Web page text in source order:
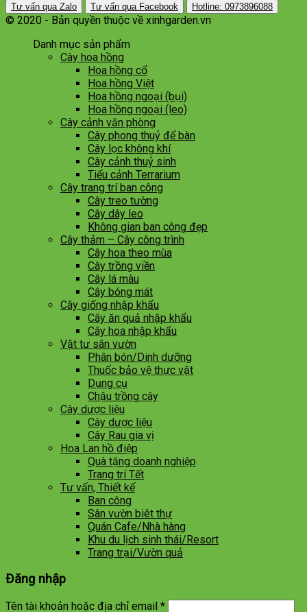
Tư vấn qua Zalo Tư vấn qua Facebook Hotline: 0973896088
© 2020 - Bản quyền thuộc về xinhgarden.vn
Danh mục sản phẩm
Cây hoa hồng
Hoa hồng cổ
Hoa hồng Việt
Hoa hồng ngoại (bụi)
Hoa hồng ngoại (leo)
Cây cảnh văn phòng
Cây phong thuỷ để bàn
Cây lọc không khí
Cây cảnh thuỷ sinh
Tiểu cảnh Terrarium
Cây trang trí ban công
Cây treo tường
Cây dây leo
Không gian ban công đẹp
Cây thảm – Cây công trình
Cây hoa theo mùa
Cây trồng viền
Cây lá màu
Cây bóng mát
Cây giống nhập khẩu
Cây ăn quả nhập khẩu
Cây hoa nhập khẩu
Vật tư sân vườn
Phân bón/Dinh dưỡng
Thuốc bảo vệ thực vật
Dụng cụ
Chậu trồng cây
Cây dược liệu
Cây dược liệu
Cây Rau gia vị
Hoa Lan hồ điệp
Quà tặng doanh nghiệp
Trang trí Tết
Tư vấn, Thiết kế
Ban công
Sân vườn biêt thự
Quán Cafe/Nhà hàng
Khu du lịch sinh thái/Resort
Trang trại/Vườn quả
Đăng nhập
Tên tài khoản hoặc địa chỉ email *